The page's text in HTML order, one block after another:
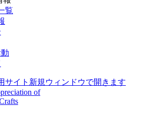
覧
サイト 新規ウィンドウで開きます
of